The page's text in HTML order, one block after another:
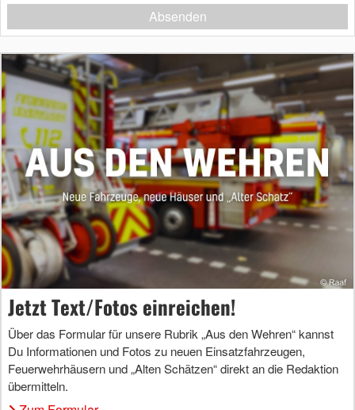
Absenden
Jetzt Text/Fotos einreichen!
Über das Formular für unsere Rubrik „Aus den Wehren“ kannst
Du Informationen und Fotos zu neuen Einsatzfahrzeugen,
Feuerwehrhäusern und „Alten Schätzen“ direkt an die Redaktion
übermitteln.